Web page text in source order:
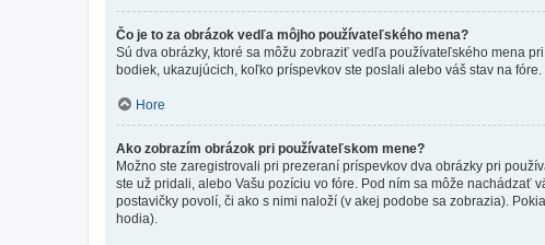
Čo je to za obrázok vedľa môjho používateľského mena?
Sú dva obrázky, ktoré sa môžu zobraziť vedľa používateľského mena
bodiek, ukazujúcich, koľko príspevkov ste poslali alebo váš stav na
Hore
Ako zobrazím obrázok pri používateľskom mene?
Možno ste zaregistrovali pri prezeraní príspevkov dva obrázky pri
ste už pridali, alebo Vašu pozíciu vo fóre. Pod ním sa môže nachádzať
postavičky povolí, či ako s nimi naloží (v akej podobe sa zobrazia).
hodia).